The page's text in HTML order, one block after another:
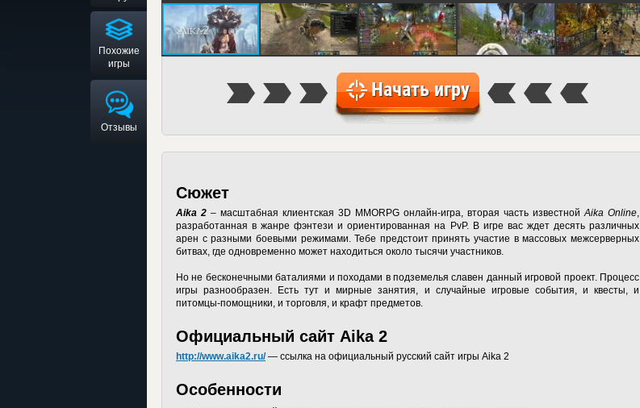
Похожие
игры
Отзывы
Начать игру
Сюжет
Aika 2 – масштабная клиентская 3D MMORPG онлайн-игра, вторая часть известнойAika Online,
разработанная в жанре фэнтези и ориентированная на PvP. В игре вас ждет десять различных
арен с разными боевыми режимами. Тебе предстоит принять участие в массовых межсерверных
битвах, где одновременно может находиться около тысячи участников.
Но не бесконечными баталиями и походами в подземелья славен данный игровой проект. Процесс
игры разнообразен. Есть тут и мирные занятия, и случайные игровые события, и квесты, и
питомцы-помощники, и торговля, и крафт предметов.
Официальный сайт Aika 2
http://www.aika2.ru/— ссылка на официальный русский сайт игры Aika 2
Особенности